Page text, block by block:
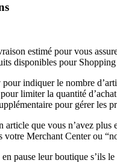
estimé pour vous
disponibles pour
indiquer le nombre
limiter la quantité
pour gérer les
article que vous n’avez
votre Merchant Center ou
pause leur boutique s’ils